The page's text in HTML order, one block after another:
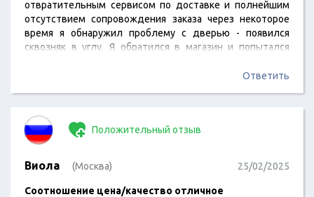
отвратительным сервисом по доставке и полнейшим
отсутствием сопровождения заказа через некоторое
время я обнаружил проблему с дверью - появился
сквозняк в углу. Я обратился в магазин и попытался
обращение рассматривает завод, но никто не
СТОЛКНУЛСЯ ЗА ВЕСЬ РЕМОНТ. Вы все поймете уже в…
Ответить
Положительный отзыв
Виола (Москва) 25/02/2025
Соотношение цена/качество отличное